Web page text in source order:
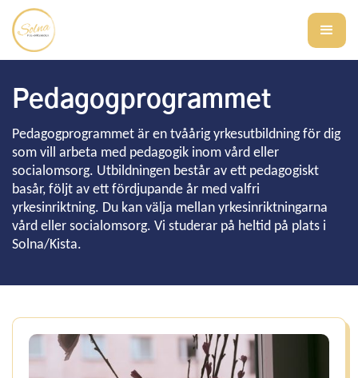
Pedagogprogrammet
Pedagogprogrammet är en tvåårig yrkesutbildning för dig
som vill arbeta med pedagogik inom vård eller
socialomsorg. Utbildningen består av ett pedagogiskt
basår, följt av ett fördjupande år med valfri
yrkesinriktning. Du kan välja mellan yrkesinriktningarna
vård eller socialomsorg. Vi studerar på heltid på plats i
Solna/Kista.